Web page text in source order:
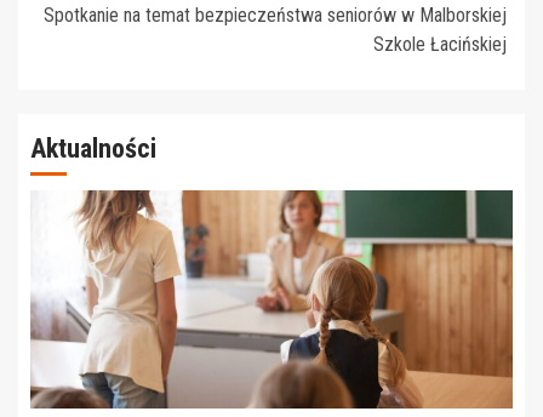
Spotkanie na temat bezpieczeństwa seniorów w Malborskiej
Szkole Łacińskiej
Aktualności